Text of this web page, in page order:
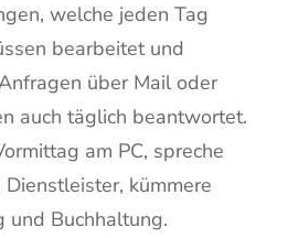
welche jeden Tag
bearbeitet und
über Mail oder
auch täglich beantwortet.
am PC, spreche
kümmere
und Buchhaltung.